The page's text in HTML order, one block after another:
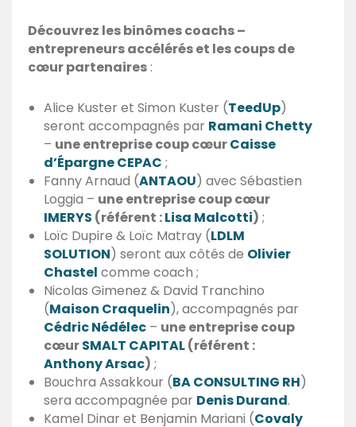
Découvrez les binômes coachs –
entrepreneurs accélérés et les coups de
cœur partenaires :
Alice Kuster et Simon Kuster (TeedUp)
seront accompagnés par Ramani Chetty
– une entreprise coup cœurCaisse
d’Épargne CEPAC ;
Fanny Arnaud (ANTAOU) avec Sébastien
Loggia – une entreprise coup cœur
IMERYS (référent :Lisa Malcotti) ;
Loïc Dupire & Loïc Matray (LDLM
SOLUTION) seront aux côtés de Olivier
Chastel comme coach ;
Nicolas Gimenez & David Tranchino
(Maison Craquelin), accompagnés par
Cédric Nédélec – une entreprise coup
cœurSMALT CAPITAL(référent :
Anthony Arsac) ;
Bouchra Assakkour (BA CONSULTING RH)
sera accompagnée par Denis Durand.
Kamel Dinar et Benjamin Mariani (Covaly